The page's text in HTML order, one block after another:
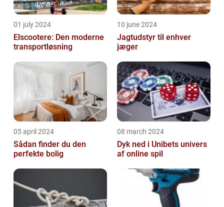
01 july 2024
Elscootere: Den moderne
transportløsning
10 june 2024
Jagtudstyr til enhver
jæger
05 april 2024
Sådan finder du den
perfekte bolig
08 march 2024
Dyk ned i Unibets univers
af online spil